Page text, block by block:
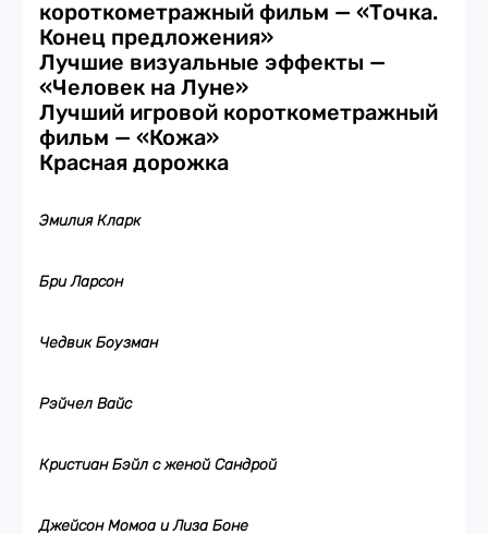
короткометражный фильм — «Точка.
Конец предложения»
Лучшие визуальные эффекты —
«Человек на Луне»
Лучший игровой короткометражный
фильм — «Кожа»
Красная дорожка
Эмилия Кларк
Бри Ларсон
Чедвик Боузман
Рэйчел Вайс
Кристиан Бэйл с женой Сандрой
Джейсон Момоа и Лиза Боне